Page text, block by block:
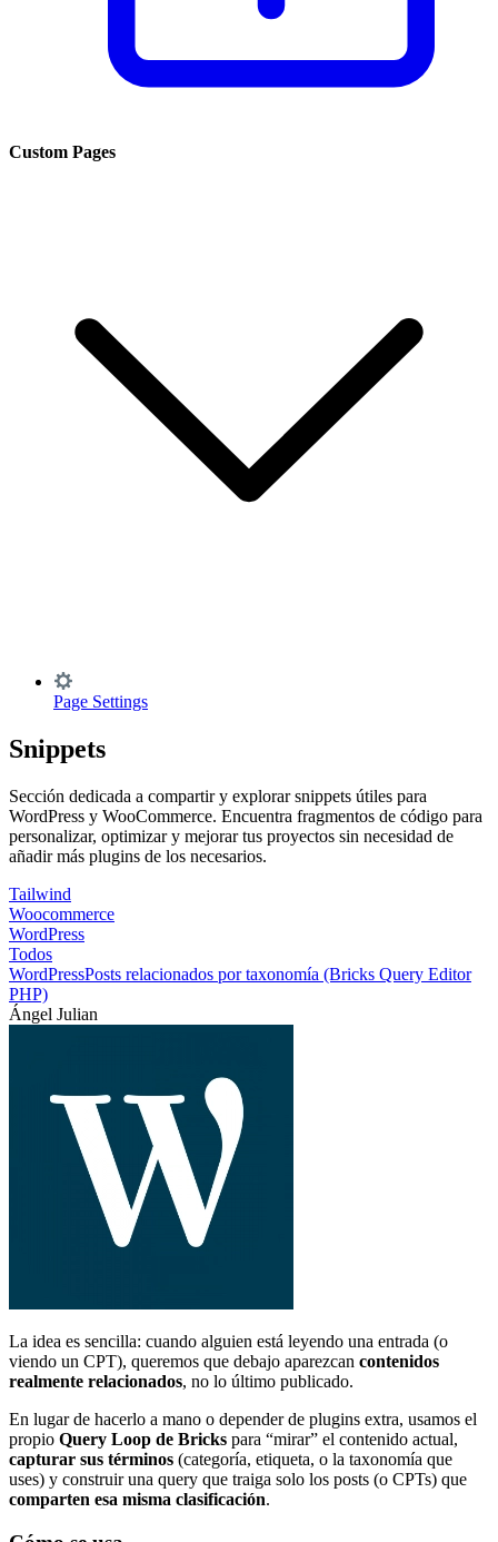
Custom Pages
Page Settings
Snippets
Sección dedicada a compartir y explorar snippets útiles para
WordPress y WooCommerce. Encuentra fragmentos de código para
personalizar, optimizar y mejorar tus proyectos sin necesidad de
añadir más plugins de los necesarios.
Tailwind
Woocommerce
WordPress
Todos
WordPressPosts relacionados por taxonomía (Bricks Query Editor
PHP)
Ángel Julian
La idea es sencilla: cuando alguien está leyendo una entrada (o
viendo un CPT), queremos que debajo aparezcan contenidos
realmente relacionados, no lo último publicado.
En lugar de hacerlo a mano o depender de plugins extra, usamos el
propio Query Loop de Bricks para “mirar” el contenido actual,
capturar sus términos (categoría, etiqueta, o la taxonomía que
uses) y construir una query que traiga solo los posts (o CPTs) que
comparten esa misma clasificación.